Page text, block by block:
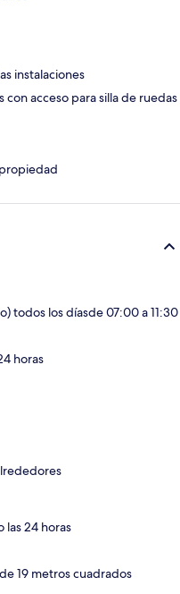
instalaciones
con acceso para silla de ruedas
todos los díasde 07:00 a 11:30
horas
24 horas
19 metros cuadrados